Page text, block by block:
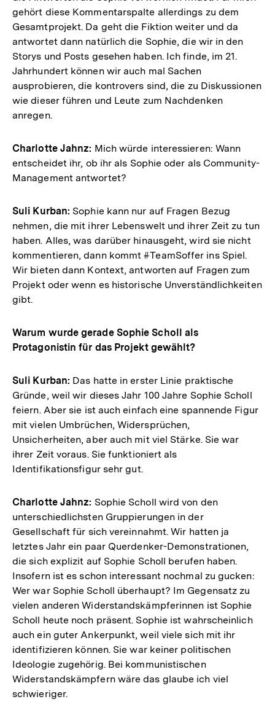
gehört diese Kommentarspalte allerdings zu dem
Gesamtprojekt. Da geht die Fiktion weiter und da
antwortet dann natürlich die Sophie, die wir in den
Storys und Posts gesehen haben. Ich finde, im 21.
Jahrhundert können wir auch mal Sachen
ausprobieren, die kontrovers sind, die zu Diskussionen
wie dieser führen und Leute zum Nachdenken
anregen.
Charlotte Jahnz: Mich würde interessieren: Wann
entscheidet ihr, ob ihr als Sophie oder als Community-
Management antwortet?
Suli Kurban: Sophie kann nur auf Fragen Bezug
nehmen, die mit ihrer Lebenswelt und ihrer Zeit zu tun
haben. Alles, was darüber hinausgeht, wird sie nicht
kommentieren, dann kommt #TeamSoffer ins Spiel.
Wir bieten dann Kontext, antworten auf Fragen zum
Projekt oder wenn es historische Unverständlichkeiten
gibt.
Warum wurde gerade Sophie Scholl als
Protagonistin für das Projekt gewählt?
Suli Kurban: Das hatte in erster Linie praktische
Gründe, weil wir dieses Jahr 100 Jahre Sophie Scholl
feiern. Aber sie ist auch einfach eine spannende Figur
mit vielen Umbrüchen, Widersprüchen,
Unsicherheiten, aber auch mit viel Stärke. Sie war
ihrer Zeit voraus. Sie funktioniert als
Identifikationsfigur sehr gut.
Charlotte Jahnz: Sophie Scholl wird von den
unterschiedlichsten Gruppierungen in der
Gesellschaft für sich vereinnahmt. Wir hatten ja
letztes Jahr ein paar Querdenker-Demonstrationen,
die sich explizit auf Sophie Scholl berufen haben.
Insofern ist es schon interessant nochmal zu gucken:
Wer war Sophie Scholl überhaupt? Im Gegensatz zu
vielen anderen Widerstandskämpferinnen ist Sophie
Scholl heute noch präsent. Sophie ist wahrscheinlich
auch ein guter Ankerpunkt, weil viele sich mit ihr
identifizieren können. Sie war keiner politischen
Ideologie zugehörig. Bei kommunistischen
Widerstandskämpfern wäre das glaube ich viel
schwieriger.